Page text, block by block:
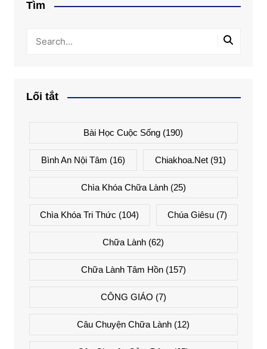
Tìm
Lối tắt
Bài Học Cuộc Sống (190)
Bình An Nội Tâm (16) Chiakhoa.net (91)
Chìa Khóa Chữa Lành(25)
Chìa Khóa Tri Thức (104) Chúa Giêsu(7)
Chữa Lành (62)
Chữa Lành Tâm Hồn(157)
CÔNG GIÁO (7)
Câu Chuyện Chữa Lành (12)